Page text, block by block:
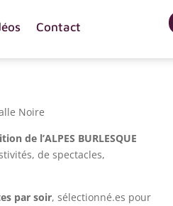
Contact
Noire
de l’ALPES BURLESQUE
de spectacles,
par soir, sélectionné.es pour